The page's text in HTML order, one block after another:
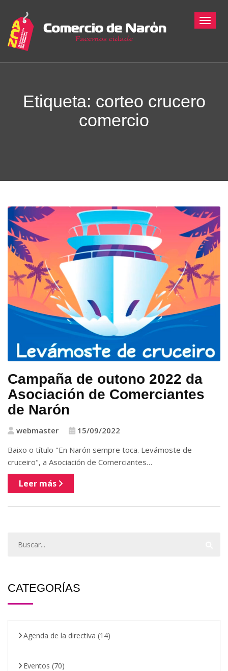
Etiqueta: corteo crucero
comercio
Campaña de outono 2022 da
Asociación de Comerciantes
de Narón
webmaster
15/09/2022
Baixo o título "En Narón sempre toca. Levámoste de
cruceiro", a Asociación de Comerciantes…
Leer más
CATEGORÍAS
Agenda de la directiva (14)
Eventos (70)